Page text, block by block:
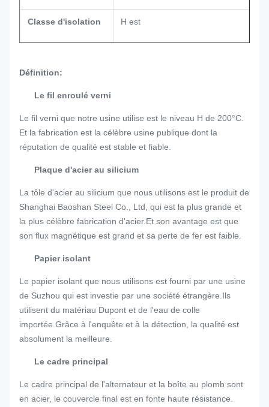
Classe d'isolation H est
Définition:
Le fil enroulé verni
Le fil verni que notre usine utilise est le niveau H de 200°C.
Et la fabrication est la célèbre usine publique dont la
réputation de qualité est stable et fiable.
Plaque d'acier au silicium
La tôle d'acier au silicium que nous utilisons est le produit de
Shanghai Baoshan Steel Co., Ltd, qui est la plus grande et
la plus célèbre fabrication d'acier.Et son avantage est que
son flux magnétique est grand et sa perte de fer est faible.
Papier isolant
Le papier isolant que nous utilisons est fourni par une usine
de Suzhou qui est investie par une société étrangère.Ils
utilisent du matériau Dupont et de l'eau de colle
importée.Grâce à l'enquête et à la détection, la qualité est
absolument la meilleure.
Le cadre principal
Le cadre principal de l'alternateur et la boîte au plomb sont
en acier, le couvercle final est en fonte haute résistance.